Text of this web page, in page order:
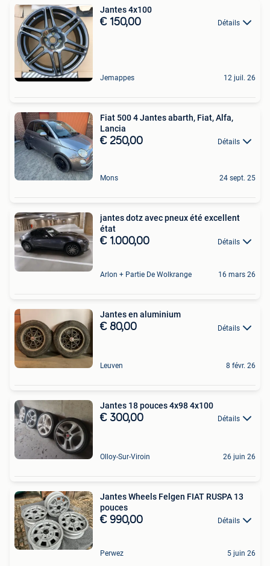
Jantes 4x100
€ 150,00 Détails
Jemappes 12 juil. 26
Fiat 500 4 Jantes abarth, Fiat, Alfa,
Lancia
€ 250,00 Détails
Mons 24 sept. 25
jantes dotz avec pneux été excellent
état
€ 1.000,00 Détails
Arlon + Partie De Wolkrange 16 mars 26
Jantes en aluminium
€ 80,00 Détails
Leuven 8 févr. 26
Jantes 18 pouces 4x98 4x100
€ 300,00 Détails
Olloy-Sur-Viroin 26 juin 26
Jantes Wheels Felgen FIAT RUSPA 13
pouces
€ 990,00 Détails
Perwez 5 juin 26